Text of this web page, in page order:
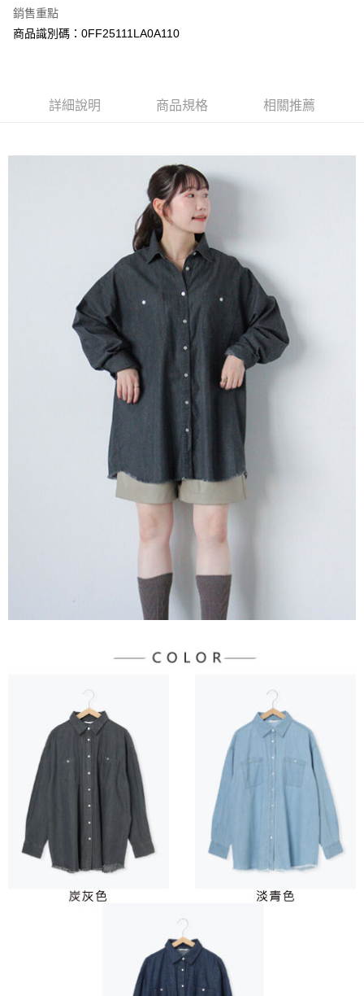
台灣樂天信用卡公司
大哥付你分期
相關說明
流程，驗證手機門號後，選擇欲分期的期數、繳款截止日，確認付款後即完
消。如遇「轉專審核」未通過狀況，表示未達大哥付你分期系統評分，恕無
1.分期款項不併入電信帳單，「大哥付你分期」於每月結算日後寄送繳費提
2.透過簡訊連結打開帳單後，可選擇「超商條碼／台灣大直營門市／銀行轉
帳／街口支付／iPASS MONEY」等通路繳費。
1.本服務係由「台灣大哥大股份有限公司」（以下簡稱本公司）所提供，讓
用戶於交易時，得透過本服務購買商品或服務，並由商店將買賣／分期付款
買賣價金債權讓與本公司後，依約使用本公司帳單繳交帳款。
2.基於同意付款使用「大哥付你分期」之契約關係目的，商店將以您的個人
資料（包含姓名、電話或地址）提供予台灣大哥大進項蒐集、處理及利用，
由本公司與您本人進行分期帳單所需資料之確認、核對及更正。
3.完整用戶服務條款，請詳閱以下連結：
https://oppay.tw/userRule
【關於「AFTEE先享後付」】
１．簡單：不需註冊會員、不需綁卡、不需儲值。
２．便利：只要手機號碼，簡訊認證，即可結帳。
３．安心：先確認商品／服務後，再付款。
【「AFTEE先享後付」結帳流程】
１．於結帳方式選擇「AFTEE先享後付」後，將跳轉至「AFTEE先享後付」
結帳頁面，進行簡訊認證並確認金額後，即可完成結帳。
２．訂單成立數日內，您將收到繳費通知簡訊。
３．收到繳費通知簡訊後14天內，點擊此簡訊中的連結，可透過四大超商／
ATM／網路銀行／等多元方式進行付款，方視為交易完成。
※ 請注意：結帳手續完成當下不需立刻繳費，但若您需要取消訂單，請聯絡
購買商品的店家。未經商家同意取消之訂單仍視為有效，需透過AFTEE先享
後付繳納相關費用。
※ 交易是否成功請以「AFTEE先享後付 」之結帳頁面顯示為準，若有關於
是否繳費成功／繳費後需取消欲退款等相關疑問，請聯繫「AFTEE先享後付
https://netprotections.freshdesk.com/support/home
１．透過由恩沛科技股份有限公司提供之「AFTEE先享後付」服務完成之交
易，需依本服務之必要範圍內提供個人資料，並將交易相關給付款項請求債
權轉讓予恩沛科技股份有限公司。
２．關於個人資料處理事宜，請瀏覽以下網址：
https://aftee.tw/terms/#terms3
３．未成年的使用者請事先徵得法定代理人或監護人之同意方可使用
「AFTEE先享後付」，若未經同意申辦者引起之損失，本公司不負相關責
４．使用「AFTEE先享後付」時，將依據個別帳號之用戶狀況，依本公司即
時審查核予不同之上限額度；若仍有額度不足之情形，本公司將視審查結果
５．嚴禁一人註冊多個帳號或使用他人資訊註冊。若發現惡意使用之情形，
恩沛科技股份有限公司將有權停止該用戶之使用額度並採取法律行動。
每筆NT$60，滿NT$388(含以上)免運費
每筆NT$60，滿NT$388(含以上)免運費
萊爾富取貨付款
每筆NT$60，滿NT$888(含以上)免運費
萊爾富純取貨
每筆NT$60，滿NT$888(含以上)免運費
每筆NT$60，滿NT$888(含以上)免運費
每筆NT$60，滿NT$888(含以上)免運費
每筆NT$90，滿NT$888(含以上)免運費
銷售重點
商品識別碼：0FF25111LA0A110
詳細說明 商品規格 相關推薦